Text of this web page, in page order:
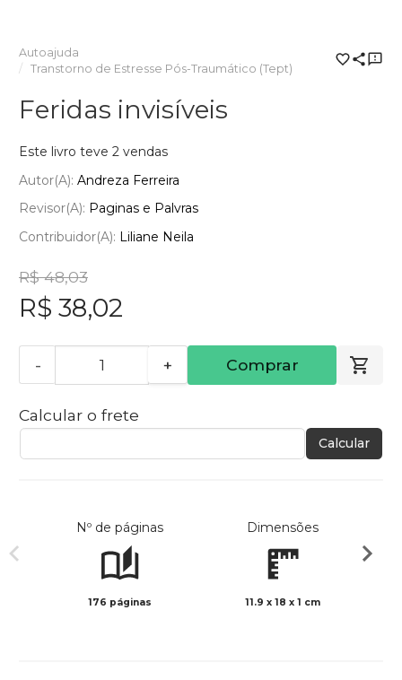
Autoajuda
Transtorno de Estresse Pós-Traumático (Tept)
Feridas invisíveis
Este livro teve 2 vendas
Autor(a): Andreza Ferreira
Revisor(a): Paginas e Palvras
Contribuidor(a): Liliane Neila
R$ 48,03
R$ 38,02
- + Comprar
Calcular o frete
Calcular
Nº de páginas
176 páginas
Dimensões
11.9 x 18 x 1 cm